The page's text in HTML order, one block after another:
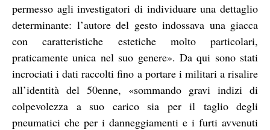
permesso agli investigatori di individuare una dettaglio
determinante: l’autore del gesto indossava una giacca
con caratteristiche estetiche molto particolari,
praticamente unica nel suo genere». Da qui sono stati
incrociati i dati raccolti fino a portare i militari a risalire
all’identità del 50enne, «sommando gravi indizi di
colpevolezza a suo carico sia per il taglio degli
pneumatici che per i danneggiamenti e i furti avvenuti